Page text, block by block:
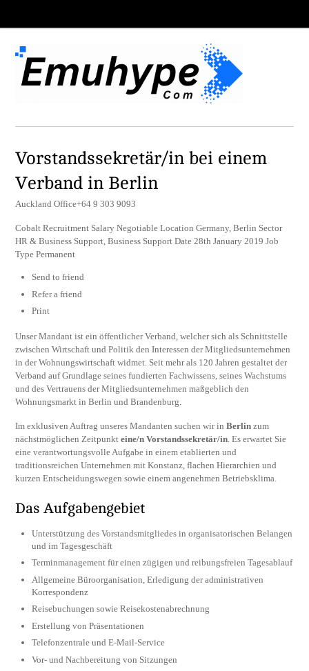
Vorstandssekretär/in bei einem
Verband in Berlin
Auckland Office+64 9 303 9093
Cobalt Recruitment Salary Negotiable Location Germany, Berlin Sector
HR & Business Support, Business Support Date 28th January 2019 Job
Type Permanent
Send to friend
Refer a friend
Print
Unser Mandant ist ein öffentlicher Verband, welcher sich als Schnittstelle
zwischen Wirtschaft und Politik den Interessen der Mitgliedsunternehmen
in der Wohnungswirtschaft widmet. Seit mehr als 120 Jahren gestaltet der
Verband auf Grundlage seines fundierten Fachwissens, seines Wachstums
und des Vertrauens der Mitgliedsunternehmen maßgeblich den
Wohnungsmarkt in Berlin und Brandenburg.
Im exklusiven Auftrag unseres Mandanten suchen wir inBerlin zum
nächstmöglichen Zeitpunkteine/n Vorstandssekretär/in . Es erwartet Sie
eine verantwortungsvolle Aufgabe in einem etablierten und
traditionsreichen Unternehmen mit Konstanz, flachen Hierarchien und
kurzen Entscheidungswegen sowie einem angenehmen Betriebsklima.
Das Aufgabengebiet
Unterstützung des Vorstandsmitgliedes in organisatorischen Belangen
und im Tagesgeschäft
Terminmanagement für einen zügigen und reibungsfreien Tagesablauf
Allgemeine Büroorganisation, Erledigung der administrativen
Korrespondenz
Reisebuchungen sowie Reisekostenabrechnung
Erstellung von Präsentationen
Telefonzentrale und E-Mail-Service
Vor- und Nachbereitung von Sitzungen